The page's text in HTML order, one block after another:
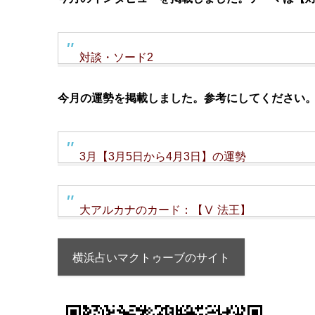
対談・ソード2
今月の運勢を掲載しました。参考にしてください
3月【3月5日から4月3日】の運勢
大アルカナのカード：【Ⅴ 法王】
横浜占いマクトゥーブのサイト